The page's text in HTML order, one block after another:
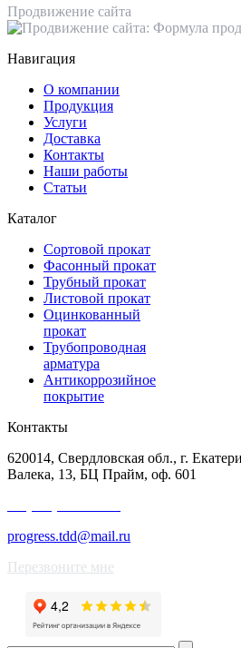
Продвижение сайта
Навигация
О компании
Продукция
Услуги
Доставка
Контакты
Наши работы
Статьи
Каталог
Сортовой прокат
Фасонный прокат
Трубный прокат
Листовой прокат
Оцинкованный
прокат
Трубопроводная
арматура
Антикоррозийное
покрытие
Контакты
620014, Свердловская обл., г.
Валека, 13, БЦ Прайм, оф. 601
progress.tdd@mail.ru
Перезвоните мне